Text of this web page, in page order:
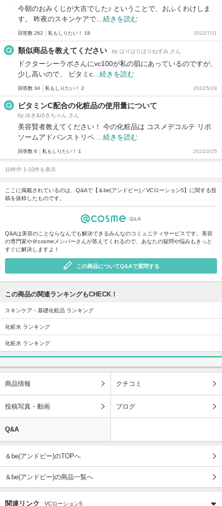
今朝のおみくじが大吉でした♪ ということで、おふくわけしま
す。 昨夜のスキンケアで… 続きを読む
回答数 262 私もしりたい！ 18 2022/7/11
類似商品を教えてください by はりはりはりねずみ さん
ドクターシーラボさんにvc100が私の肌にあっているのですが、
少し高いので、 ビタミc… 続きを読む
回答数 34 私もしりたい！ 2 2022/5/29
ビタミンC配合の化粧品の使用量について
by ゆき&ゆきちゃん さん
美容賢者教えてください！ 今の化粧品は コスメデコルテ リポ
ソームアドバンストリペ … 続きを読む
回答数 6 私もしりたい！ 1 2022/2/25
10件中 1-10件を表示
ここに掲載されているのは、Q&Aで【＆be(アンドビー)／VCローション5】に関する投
稿を抜粋したものです。
Q&Aは美容のことならなんでも解決できるみんなのコミュニティサービスです。美容
の専門家や＠cosmeメンバーさんが答えてくれるので、あなたの疑問や悩みもきっと
すぐに解決しますよ！
この商品についてQ&Aで質問する
この商品の関連ランキングもCHECK！
スキンケア・基礎化粧品 ランキング
化粧水 ランキング
化粧水 ランキング
商品情報 クチコミ
投稿写真・動画 ブログ
Q&A
＆be(アンドビー)のTOPへ
＆be(アンドビー)の商品一覧へ
関連リンク VCローション5